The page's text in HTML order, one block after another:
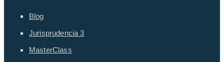
Blog
Jurisprudencia3
MasterClass